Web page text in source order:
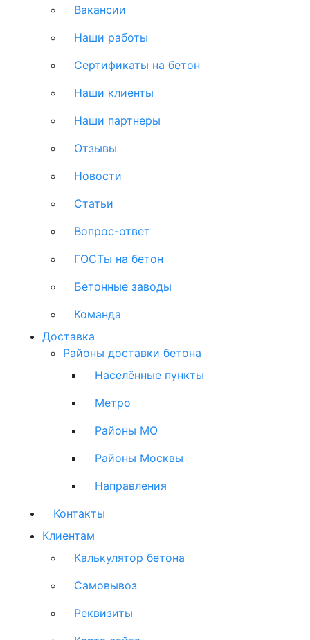
Вакансии
Наши работы
Сертификаты на бетон
Наши клиенты
Наши партнеры
Отзывы
Новости
Статьи
Вопрос-ответ
ГОСТы на бетон
Бетонные заводы
Команда
Доставка
Районы доставки бетона
Населённые пункты
Метро
Районы МО
Районы Москвы
Направления
Контакты
Клиентам
Калькулятор бетона
Самовывоз
Реквизиты